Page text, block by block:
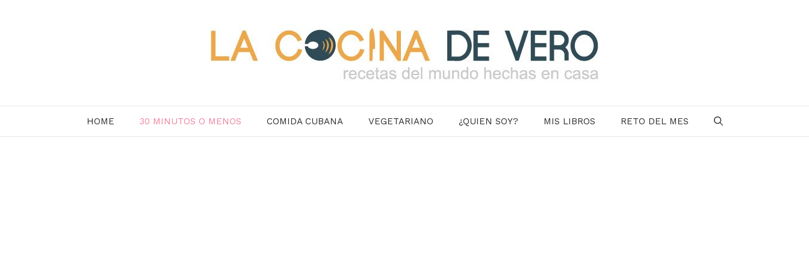
HOME 30 MINUTOS O MENOS COMIDA CUBANA VEGETARIANO ¿QUIEN SOY? MIS LIBROS RETO DEL MES